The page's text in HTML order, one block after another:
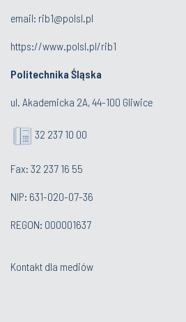
email: rib1@polsl.pl
https://www.polsl.pl/rib1
Politechnika Śląska
ul. Akademicka 2A, 44-100 Gliwice
32 237 10 00
Fax: 32 237 16 55
NIP: 631-020-07-36
REGON: 000001637
Kontakt dla mediów